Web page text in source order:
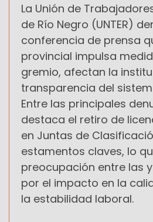
La Unión de
de Río Negro (UNTER)
conferencia de prensa
provincial impulsa
gremio, afectan la
transparencia del
Entre las principales
destaca el retiro de
en Juntas de
estamentos claves, lo
preocupación entre las
por el impacto en la
la estabilidad laboral.